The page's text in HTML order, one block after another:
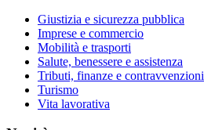
Giustizia e sicurezza pubblica
Imprese e commercio
Mobilità e trasporti
Salute, benessere e assistenza
Tributi, finanze e contravvenzioni
Turismo
Vita lavorativa